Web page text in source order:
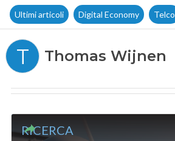
Ultimi articoli Digital Economy Telco
T Thomas Wijnen
RICERCA